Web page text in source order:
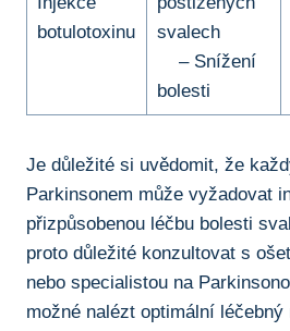
botulotoxinu
svalech
‍ ​ ⁣ ​ – Snížení⁣
bolesti
Je důležité si uvědomit, že⁤
Parkinsonem může vyžadovat
přizpůsobenou léčbu bolesti
proto ⁢důležité ⁣konzultovat s‍
nebo ⁢specialistou ‌na
možné nalézt optimální léčebný